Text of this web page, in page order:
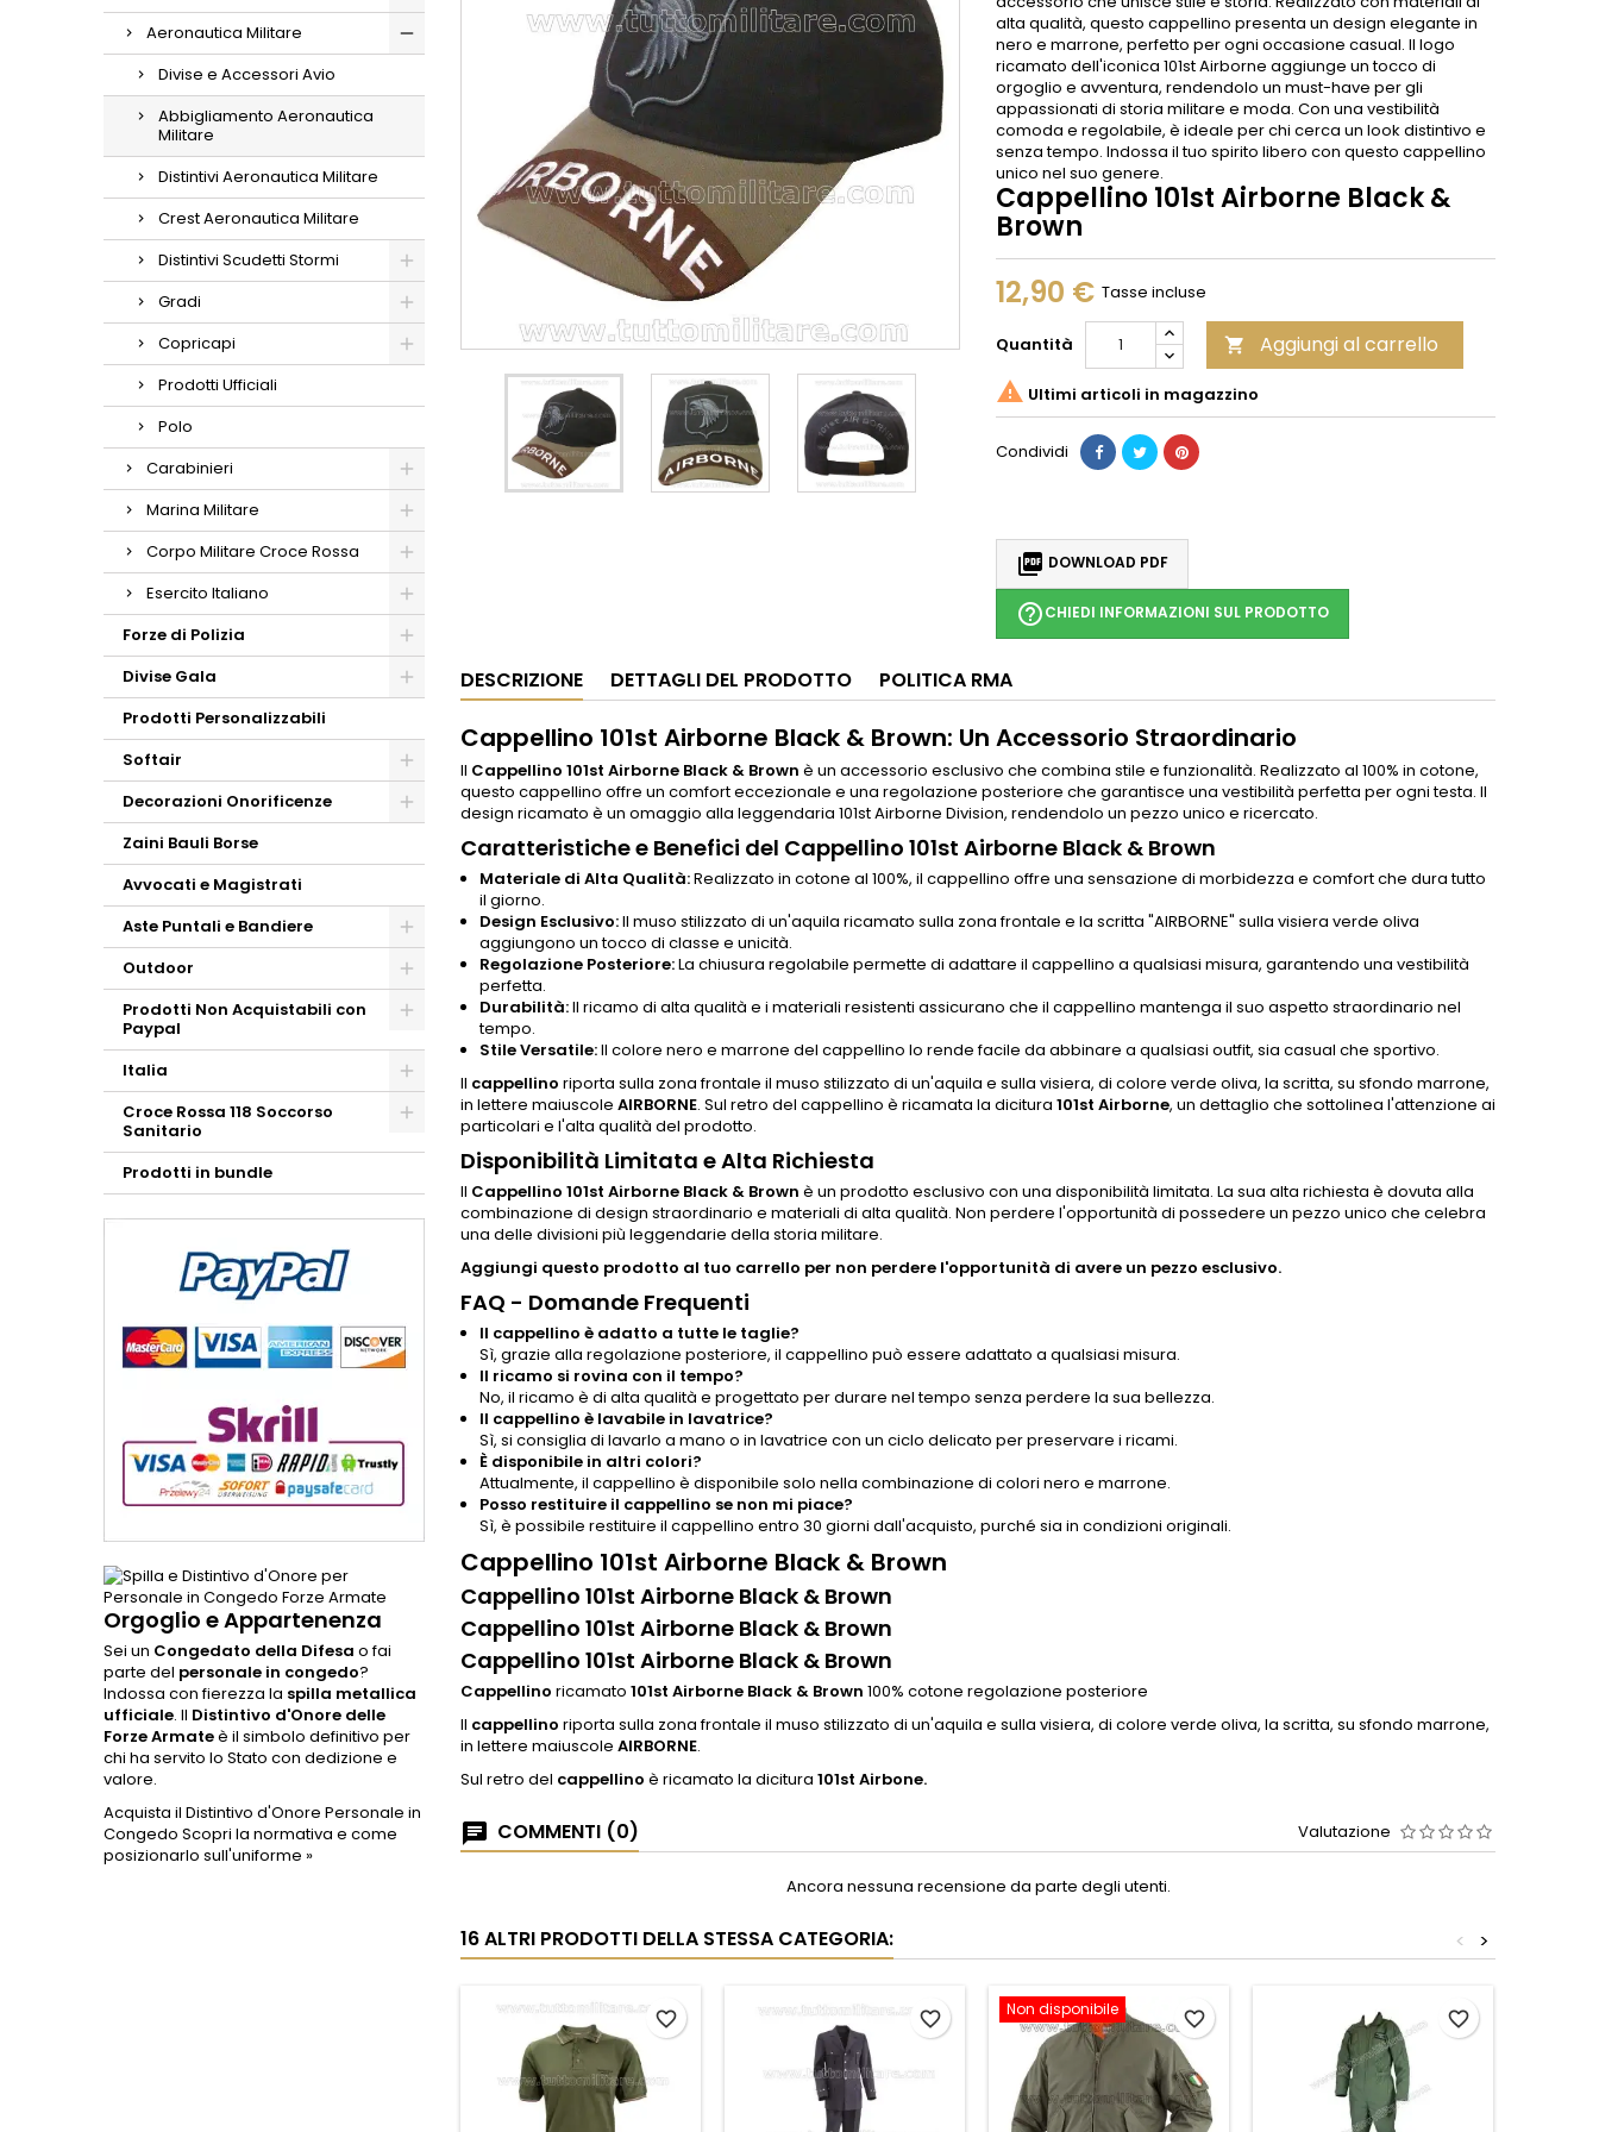
Aeronautica Militare
Divise e Accessori Avio
Abbigliamento Aeronautica
Militare
Distintivi Aeronautica Militare
Crest Aeronautica Militare
Distintivi Scudetti Stormi
Gradi
Copricapi
Prodotti Ufficiali
Polo
Carabinieri
Marina Militare
Corpo Militare Croce Rossa
Esercito Italiano
Forze di Polizia
Divise Gala
Prodotti Personalizzabili
Softair
Decorazioni Onorificenze
Zaini Bauli Borse
Avvocati e Magistrati
Aste Puntali e Bandiere
Outdoor
Prodotti Non Acquistabili con
Paypal
Italia
Croce Rossa 118 Soccorso
Sanitario
Prodotti in bundle
Orgoglio e Appartenenza
Sei un Congedato della Difesa o fai
parte del personale in congedo?
Indossa con fierezza la spilla metallica
ufficiale. Il Distintivo d'Onore delle
Forze Armateè il simbolo definitivo per
chi ha servito lo Stato con dedizione e
valore.
Acquista il Distintivo d'Onore Personale in
Congedo Scopri la normativa e come
posizionarlo sull'uniforme »
alta qualità, questo cappellino presenta un design elegante in
nero e marrone, perfetto per ogni occasione casual. Il logo
ricamato dell'iconica 101st Airborne aggiunge un tocco di
orgoglio e avventura, rendendolo un must-have per gli
appassionati di storia militare e moda. Con una vestibilità
comoda e regolabile, è ideale per chi cerca un look distintivo e
senza tempo. Indossa il tuo spirito libero con questo cappellino
unico nel suo genere.
Cappellino 101st Airborne Black &
Brown
12,90 € Tasse incluse
Quantità  Aggiungi al carrello
 Ultimi articoli in magazzino
Condividi
 DOWNLOAD PDF
help_outlineCHIEDI INFORMAZIONI SUL PRODOTTO
DESCRIZIONE DETTAGLI DEL PRODOTTO POLITICA RMA
Cappellino 101st Airborne Black & Brown: Un Accessorio Straordinario
Il Cappellino 101st Airborne Black & Brown è un accessorio esclusivo che combina stile e funzionalità. Realizzato al 100% in cotone,
questo cappellino offre un comfort eccezionale e una regolazione posteriore che garantisce una vestibilità perfetta per ogni testa. Il
design ricamato è un omaggio alla leggendaria 101st Airborne Division, rendendolo un pezzo unico e ricercato.
Caratteristiche e Benefici del Cappellino 101st Airborne Black & Brown
Materiale di Alta Qualità:Realizzato in cotone al 100%, il cappellino offre una sensazione di morbidezza e comfort che dura tutto
il giorno.
Design Esclusivo:Il muso stilizzato di un'aquila ricamato sulla zona frontale e la scritta "AIRBORNE" sulla visiera verde oliva
aggiungono un tocco di classe e unicità.
Regolazione Posteriore:La chiusura regolabile permette di adattare il cappellino a qualsiasi misura, garantendo una vestibilità
perfetta.
Durabilità:Il ricamo di alta qualità e i materiali resistenti assicurano che il cappellino mantenga il suo aspetto straordinario nel
tempo.
Stile Versatile:Il colore nero e marrone del cappellino lo rende facile da abbinare a qualsiasi outfit, sia casual che sportivo.
Il cappellino riporta sulla zona frontale il muso stilizzato di un'aquila e sulla visiera, di colore verde oliva, la scritta, su sfondo marrone,
in lettere maiuscole AIRBORNE. Sul retro del cappellino è ricamata la dicitura 101st Airborne, un dettaglio che sottolinea l'attenzione ai
particolari e l'alta qualità del prodotto.
Disponibilità Limitata e Alta Richiesta
Il Cappellino 101st Airborne Black & Brown è un prodotto esclusivo con una disponibilità limitata. La sua alta richiesta è dovuta alla
combinazione di design straordinario e materiali di alta qualità. Non perdere l'opportunità di possedere un pezzo unico che celebra
una delle divisioni più leggendarie della storia militare.
Aggiungi questo prodotto al tuo carrello per non perdere l'opportunità di avere un pezzo esclusivo.
FAQ - Domande Frequenti
Il cappellino è adatto a tutte le taglie?
Sì, grazie alla regolazione posteriore, il cappellino può essere adattato a qualsiasi misura.
Il ricamo si rovina con il tempo?
No, il ricamo è di alta qualità e progettato per durare nel tempo senza perdere la sua bellezza.
Il cappellino è lavabile in lavatrice?
Sì, si consiglia di lavarlo a mano o in lavatrice con un ciclo delicato per preservare i ricami.
È disponibile in altri colori?
Attualmente, il cappellino è disponibile solo nella combinazione di colori nero e marrone.
Posso restituire il cappellino se non mi piace?
Sì, è possibile restituire il cappellino entro 30 giorni dall'acquisto, purché sia in condizioni originali.
Cappellino 101st Airborne Black & Brown
Cappellino 101st Airborne Black & Brown
Cappellino 101st Airborne Black & Brown
Cappellino 101st Airborne Black & Brown
Cappellino ricamato 101st Airborne Black & Brown 100% cotone regolazione posteriore
Il cappellino riporta sulla zona frontale il muso stilizzato di un'aquila e sulla visiera, di colore verde oliva, la scritta, su sfondo marrone,
in lettere maiuscole AIRBORNE.
Sul retro del cappellino è ricamato la dicitura 101st Airbone.
COMMENTI (0) Valutazione
Ancora nessuna recensione da parte degli utenti.
16 ALTRI PRODOTTI DELLA STESSA CATEGORIA: >
<
favorite_border favorite_border Non disponibile favorite_border favorite_border